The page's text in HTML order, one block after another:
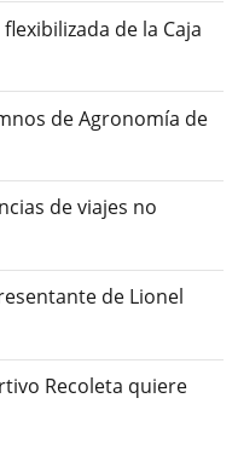
de la Caja
de Agronomía de
de viajes no
de Lionel
Recoleta quiere